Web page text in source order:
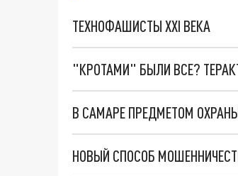
ТЕХНОФАШИСТЫ XXI ВЕКА
"КРОТАМИ" БЫЛИ ВСЕ?
В САМАРЕ ПРЕДМЕТОМ
НОВЫЙ СПОСОБ